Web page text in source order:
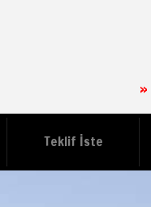
Teklif İste